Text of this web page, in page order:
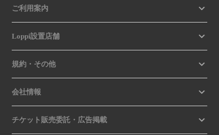
ご利用案内
Loppi設置店舗
規約・その他
会社情報
チケット販売委託・広告掲載